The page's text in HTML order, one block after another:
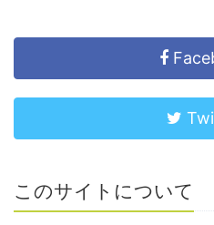
このサイトについて